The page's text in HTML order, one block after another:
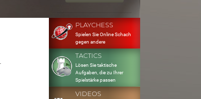
PLAYCHESS
Spielen Sie Online Schach
gegen andere
TACTICS
Lösen Sie taktische
Aufgaben, die zu Ihrer
Spielstärke passen
VIDEOS